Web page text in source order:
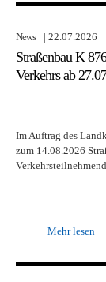
News | 22.07.2026
Straßenbau K
Verkehrs ab
Im Auftrag des
zum 14.08.2026
Mehr lesen